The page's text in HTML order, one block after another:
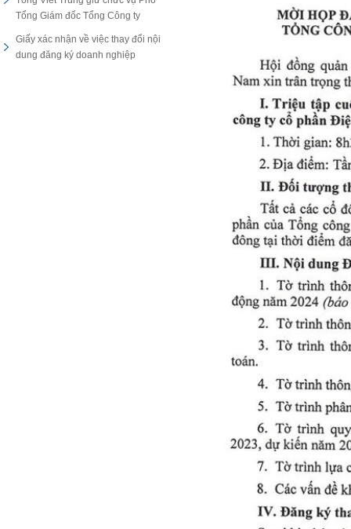
Tổng Giám đốc Tổng Công ty
Giấy xác nhận về việc thay đổi nội
dung đăng ký doanh nghiệp